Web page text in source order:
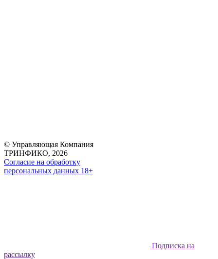
© Управляющая Компания
ТРИНФИКО, 2026
Согласие на обработку
персональных данных 18+
Подписка на
рассылку